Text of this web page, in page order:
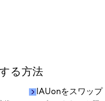
る方法
IAUonをスワップ